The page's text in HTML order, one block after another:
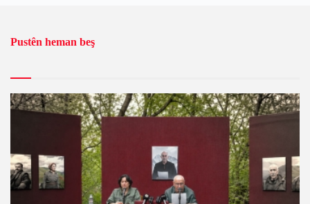
Pustên heman beş